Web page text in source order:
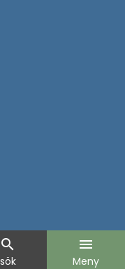
search
sök
menu
Meny